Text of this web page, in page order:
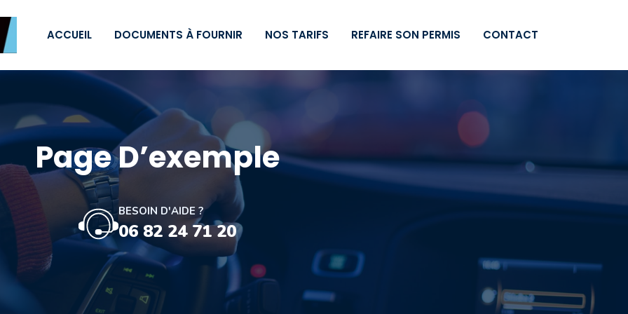
ACCUEIL DOCUMENTS À FOURNIR NOS TARIFS REFAIRE SON PERMIS CONTACT
Page D’exemple
BESOIN D'AIDE ?
06 82 24 71 20